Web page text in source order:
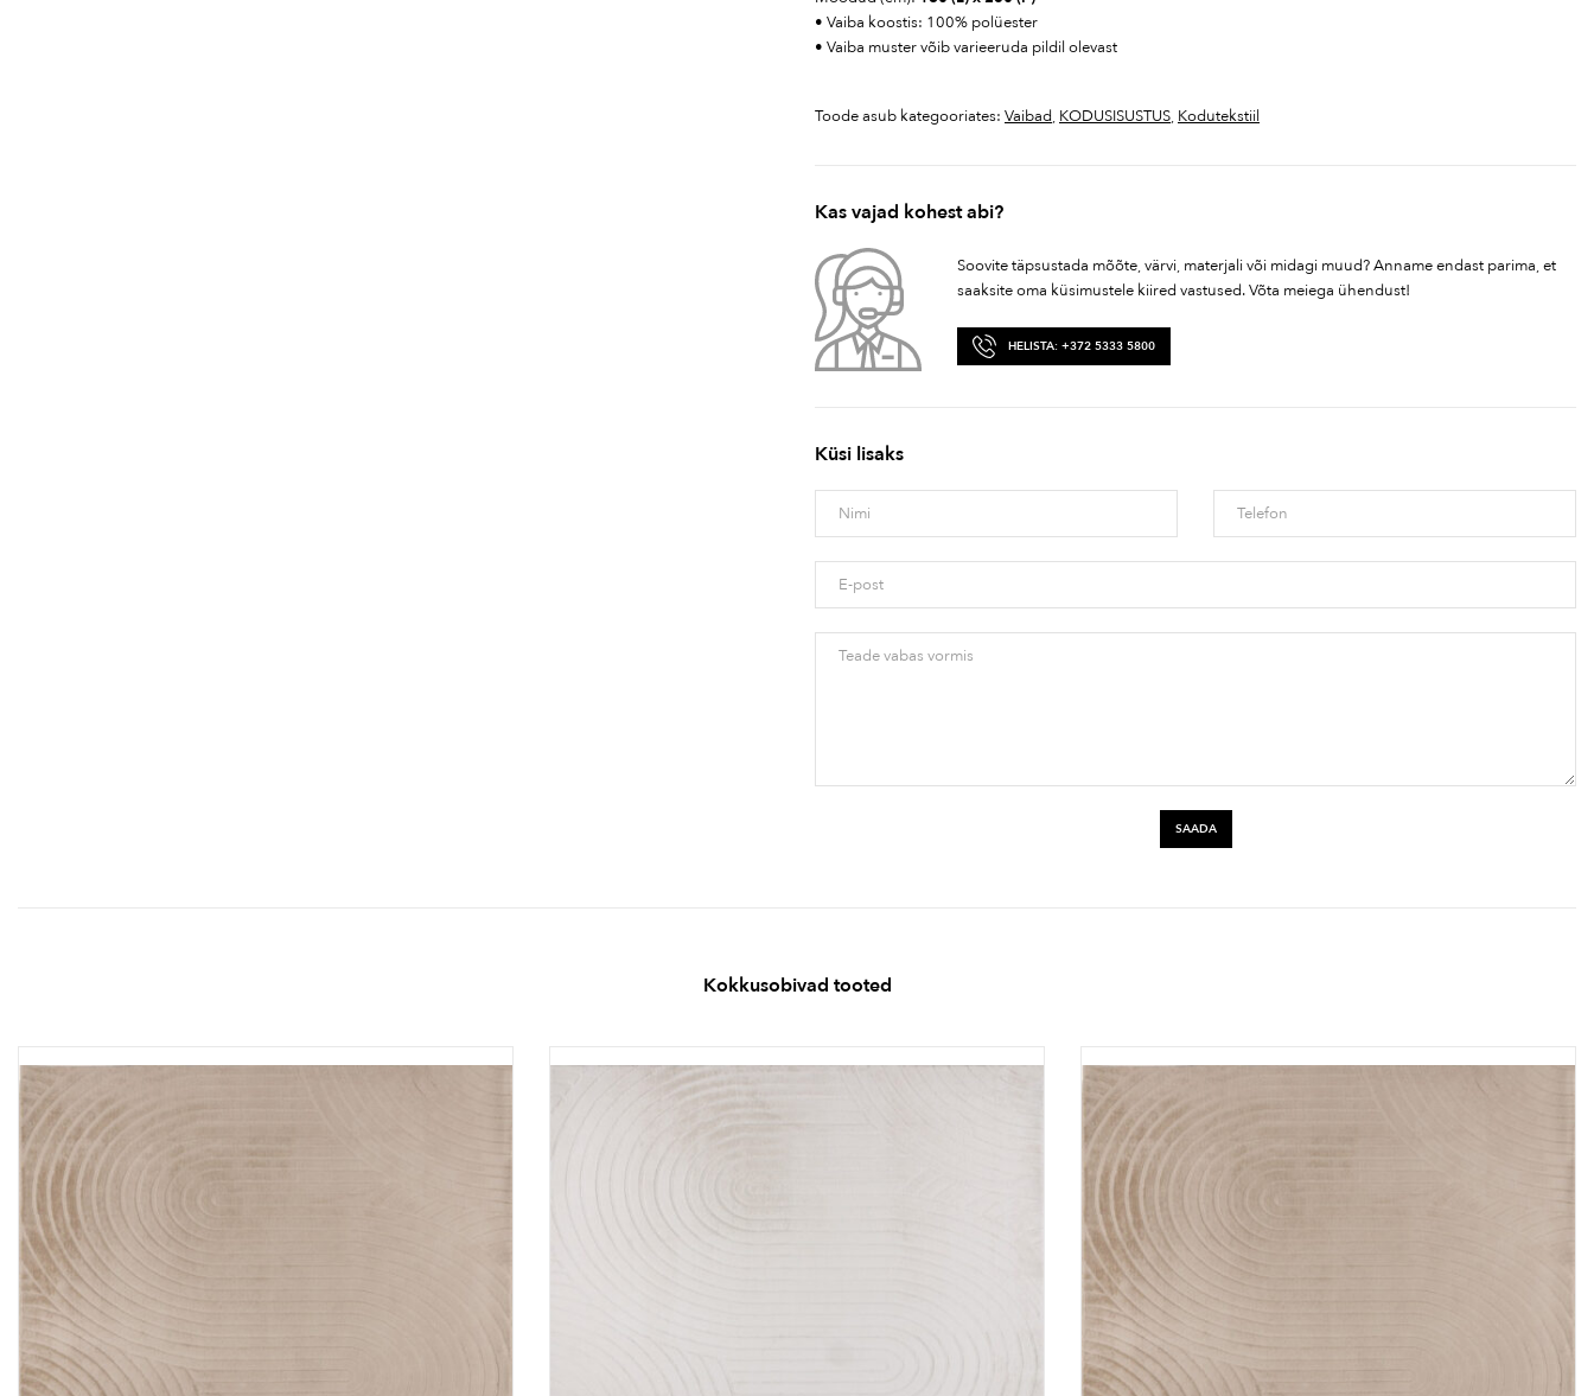
• Vaiba koostis: 100% polüester
• Vaiba muster võib varieeruda pildil olevast
Toode asub kategooriates: Vaibad, KODUSISUSTUS, Kodutekstiil
Kas vajad kohest abi?
Soovite täpsustada mõõte, värvi, materjali või midagi muud? Anname endast parima, et
saaksite oma küsimustele kiired vastused. Võta meiega ühendust!
HELISTA: +372 5333 5800
Küsi lisaks
Kokkusobivad tooted